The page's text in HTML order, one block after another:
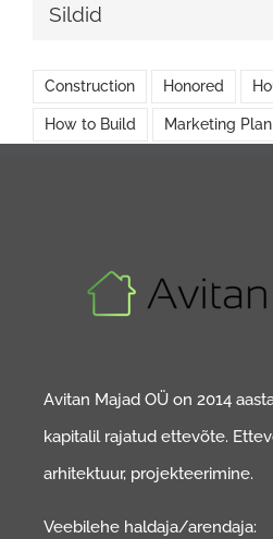
Sildid
Construction Honored
How to Build Marketing Plan
Avitan Majad OÜ on 2014
kapitalil rajatud ettevõte.
arhitektuur, projekteerimine.
Veebilehe haldaja/arendaja: